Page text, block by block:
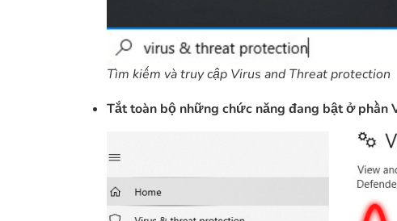
Tìm kiếm và truy cập Virus and Threat protection
Tắt toàn bộ những chức năng đang bật ở phần